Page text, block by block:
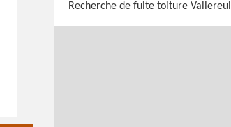
Recherche de fuite toiture Vallereuil